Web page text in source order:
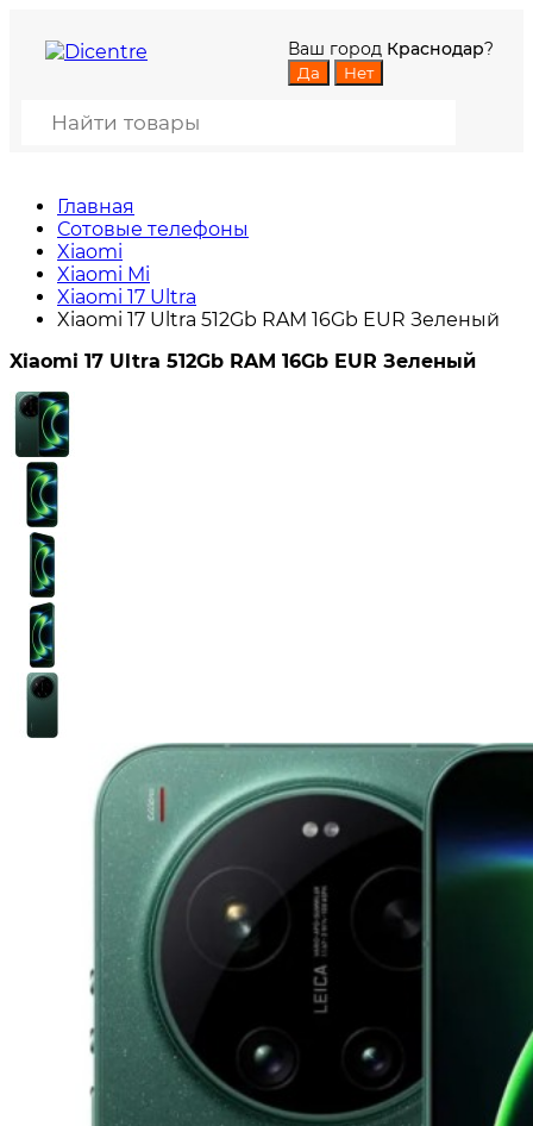
Ваш город Краснодар?
Главная
Сотовые телефоны
Xiaomi
Xiaomi Mi
Xiaomi 17 Ultra
Xiaomi 17 Ultra 512Gb RAM 16Gb EUR Зеленый
Xiaomi 17 Ultra 512Gb RAM 16Gb EUR Зеленый